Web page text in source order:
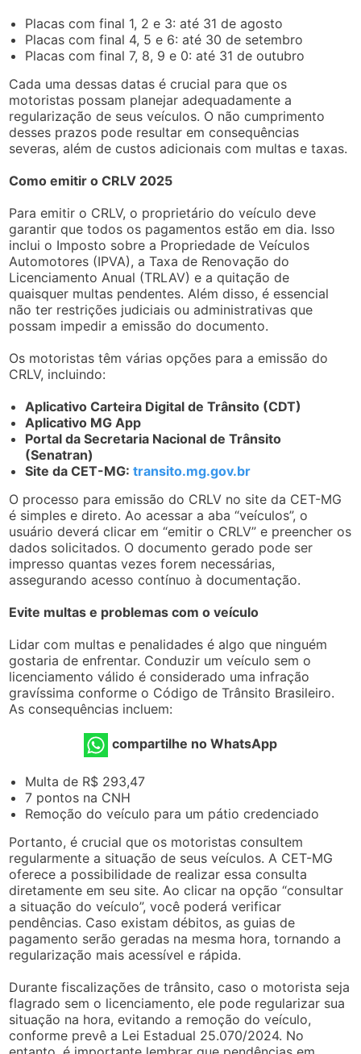
Placas com final 1, 2 e 3: até 31 de agosto
Placas com final 4, 5 e 6: até 30 de setembro
Placas com final 7, 8, 9 e 0: até 31 de outubro
Cada uma dessas datas é crucial para que os
motoristas possam planejar adequadamente a
regularização de seus veículos. O não cumprimento
desses prazos pode resultar em consequências
severas, além de custos adicionais com multas e taxas.
Como emitir o CRLV 2025
Para emitir o CRLV, o proprietário do veículo deve
garantir que todos os pagamentos estão em dia. Isso
inclui o Imposto sobre a Propriedade de Veículos
Automotores (IPVA), a Taxa de Renovação do
Licenciamento Anual (TRLAV) e a quitação de
quaisquer multas pendentes. Além disso, é essencial
não ter restrições judiciais ou administrativas que
possam impedir a emissão do documento.
Os motoristas têm várias opções para a emissão do
CRLV, incluindo:
Aplicativo Carteira Digital de Trânsito (CDT)
Aplicativo MG App
Portal da Secretaria Nacional de Trânsito
(Senatran)
Site da CET-MG:transito.mg.gov.br
O processo para emissão do CRLV no site da CET-MG
é simples e direto. Ao acessar a aba “veículos”, o
usuário deverá clicar em “emitir o CRLV” e preencher os
dados solicitados. O documento gerado pode ser
impresso quantas vezes forem necessárias,
assegurando acesso contínuo à documentação.
Evite multas e problemas com o veículo
Lidar com multas e penalidades é algo que ninguém
gostaria de enfrentar. Conduzir um veículo sem o
licenciamento válido é considerado uma infração
gravíssima conforme o Código de Trânsito Brasileiro.
As consequências incluem:
compartilhe no WhatsApp
Multa de R$ 293,47
7 pontos na CNH
Remoção do veículo para um pátio credenciado
Portanto, é crucial que os motoristas consultem
regularmente a situação de seus veículos. A CET-MG
oferece a possibilidade de realizar essa consulta
diretamente em seu site. Ao clicar na opção “consultar
a situação do veículo”, você poderá verificar
pendências. Caso existam débitos, as guias de
pagamento serão geradas na mesma hora, tornando a
regularização mais acessível e rápida.
Durante fiscalizações de trânsito, caso o motorista seja
flagrado sem o licenciamento, ele pode regularizar sua
situação na hora, evitando a remoção do veículo,
conforme prevê a Lei Estadual 25.070/2024. No